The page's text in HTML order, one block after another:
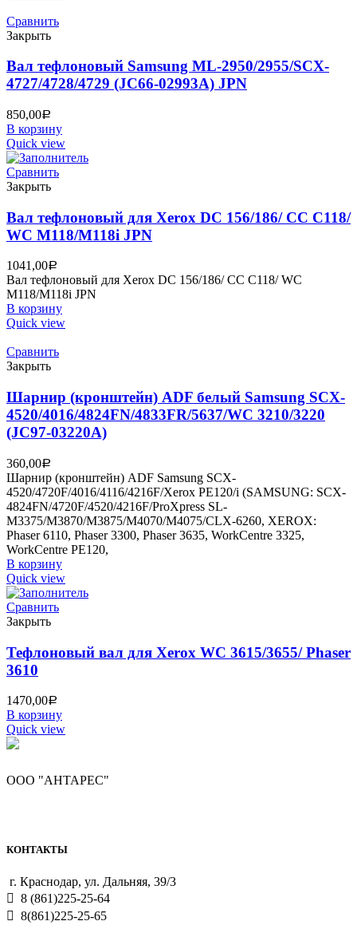
Сравнить
Закрыть
Вал тефлоновый Samsung ML-2950/2955/SCX-
4727/4728/4729 (JC66-02993A) JPN
850,00Р
В корзину
Quick view
Сравнить
Закрыть
Вал тефлоновый для Xerox DC 156/186/ CC C118/
WC M118/M118i JPN
1041,00Р
Вал тефлоновый для Xerox DC 156/186/ CC C118/ WC
M118/M118i JPN
В корзину
Quick view
Сравнить
Закрыть
Шарнир (кронштейн) ADF белый Samsung SCX-
4520/4016/4824FN/4833FR/5637/WC 3210/3220
(JC97-03220A)
360,00Р
Шарнир (кронштейн) ADF Samsung SCX-
4520/4720F/4016/4116/4216F/Xerox PE120/i (SAMSUNG: SCX-
4824FN/4720F/4520/4216F/ProXpress SL-
M3375/M3870/M3875/M4070/M4075/CLX-6260, XEROX:
Phaser 6110, Phaser 3300, Phaser 3635, WorkCentre 3325,
WorkCentre PE120,
В корзину
Quick view
Сравнить
Закрыть
Тефлоновый вал для Xerox WC 3615/3655/ Phaser
3610
1470,00Р
В корзину
Quick view
ООО "АНТАРЕС"
КОНТАКТЫ
г. Краснодар, ул. Дальняя, 39/3
8 (861)225-25-64
8(861)225-25-65